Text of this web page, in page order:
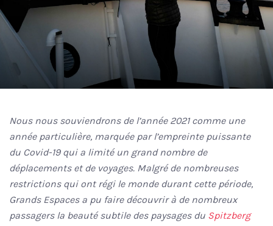
Nous nous souviendrons de l’année 2021 comme une
année particulière, marquée par l’empreinte puissante
du Covid-19 qui a limité un grand nombre de
déplacements et de voyages. Malgré de nombreuses
restrictions qui ont régi le monde durant cette période,
Grands Espaces a pu faire découvrir à de nombreux
passagers la beauté subtile des paysages du Spitzberg